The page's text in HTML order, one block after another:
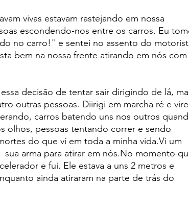
vivas estavam rastejando em nossa
escondendo-nos entre os carros. Eu
no carro!" e sentei no assento do
bem na nossa frente atirando em nós com
decisão de tentar sair dirigindo de lá,
outras pessoas. Diirigi em marcha ré e
carros batendo uns nos outros
olhos, pessoas tentando correr e sendo
do que vi em toda a minha vida.Vi um
arma para atirar em nós.No momento
e fui. Ele estava a uns 2 metros e
ainda atiraram na parte de trás do